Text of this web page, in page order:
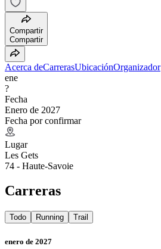
Compartir
Compartir
Acerca deCarrerasUbicaciónOrganizador
ene
?
Fecha
Enero de 2027
Fecha por confirmar
Lugar
Les Gets
74 - Haute-Savoie
Carreras
Todo Running Trail
enero de 2027